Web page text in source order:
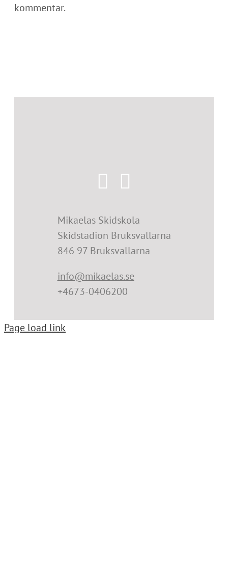
kommentar.
Mikaelas Skidskola
Skidstadion Bruksvallarna
846 97 Bruksvallarna
info@mikaelas.se
+4673-0406200
Page load link